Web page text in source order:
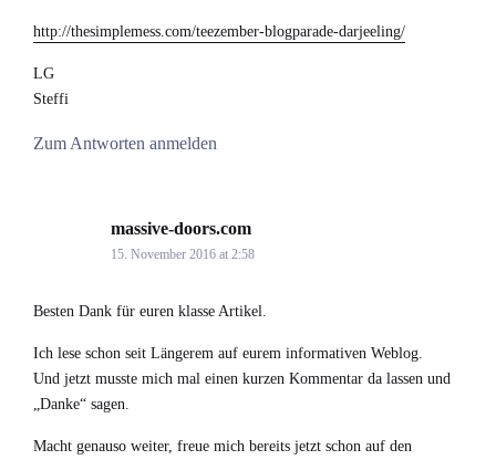
http://thesimplemess.com/teezember-blogparade-darjeeling/
LG
Steffi
Zum Antworten anmelden
massive-doors.com
15. November 2016 at 2:58
Besten Dank für euren klasse Artikel.
Ich lese schon seit Längerem auf eurem informativen Weblog.
Und jetzt musste mich mal einen kurzen Kommentar da lassen und
„Danke“ sagen.
Macht genauso weiter, freue mich bereits jetzt schon auf den